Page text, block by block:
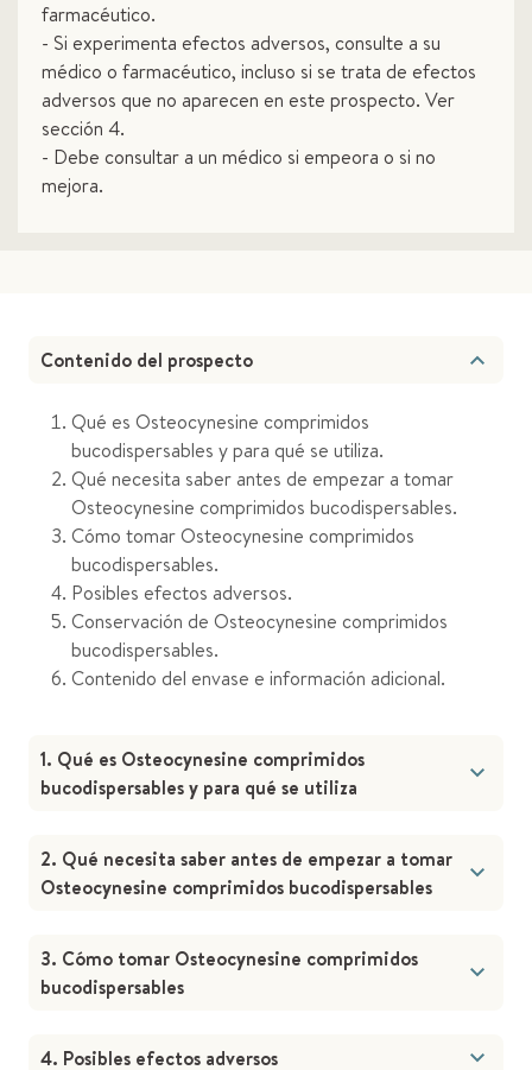
farmacéutico.
- Si experimenta efectos adversos, consulte a su
médico o farmacéutico, incluso si se trata de efectos
adversos que no aparecen en este prospecto. Ver
sección 4.
- Debe consultar a un médico si empeora o si no
mejora.
Contenido del prospecto
Qué es Osteocynesine comprimidos
bucodispersables y para qué se utiliza.
Qué necesita saber antes de empezar a tomar
Osteocynesine comprimidos bucodispersables.
Cómo tomar Osteocynesine comprimidos
bucodispersables.
Posibles efectos adversos.
Conservación de Osteocynesine comprimidos
bucodispersables.
Contenido del envase e información adicional.
1. Qué es Osteocynesine comprimidos
bucodispersables y para qué se utiliza
2. Qué necesita saber antes de empezar a tomar
Osteocynesine comprimidos bucodispersables
3. Cómo tomar Osteocynesine comprimidos
bucodispersables
4. Posibles efectos adversos